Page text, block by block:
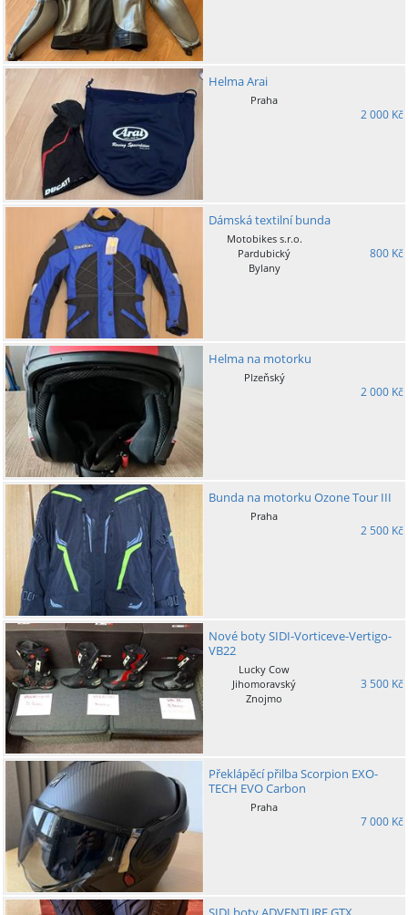
Helma Arai
Praha
2 000 Kč
Dámská textilní bunda
Motobikes s.r.o.
Pardubický
Bylany
800 Kč
Helma na motorku
Plzeňský
2 000 Kč
Bunda na motorku Ozone Tour III
Praha
2 500 Kč
Nové boty SIDI-Vorticeve-Vertigo-
VB22
Lucky Cow
Jihomoravský
Znojmo
3 500 Kč
Překlápěcí přilba Scorpion EXO-
TECH EVO Carbon
Praha
7 000 Kč